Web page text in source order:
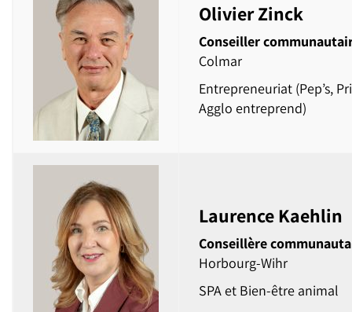
Olivier Zinck
Conseiller
Colmar
Entrepreneuriat (Pep’s,
Agglo entreprend)
Laurence Kaehlin
Conseillère
Horbourg-Wihr
SPA et Bien-être animal